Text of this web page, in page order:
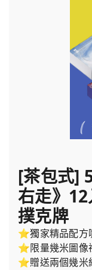
[茶包式]
右走》
撲克牌
⭐獨家精品配方
⭐限量幾米圖像
⭐贈送兩個幾米